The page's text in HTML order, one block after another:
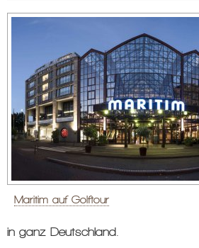
Maritim auf Golftour
in ganz Deutschland.